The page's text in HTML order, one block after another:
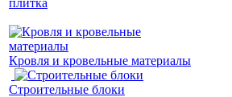
плитка
Кровля и кровельные материалы
Строительные блоки